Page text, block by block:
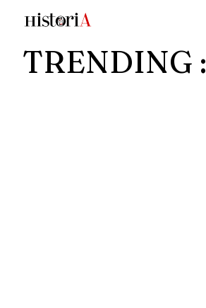
TRENDING :